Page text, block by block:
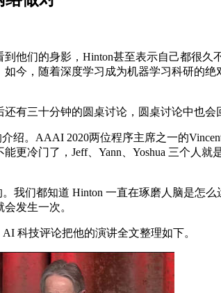
们的身影，Hinton甚至表示自己都很
今，随着深度学习成为机器学习科研的
三十分钟的圆桌讨论，圆桌讨论中也会
。AAAI 2020两位程序主席之一的
更冷门了，Jeff、Yann、Yoshua 三个人
们都知道 Hinton 一直在琢磨人脑是怎么
发生一次。
科技评论把他的演讲全文整理如下。